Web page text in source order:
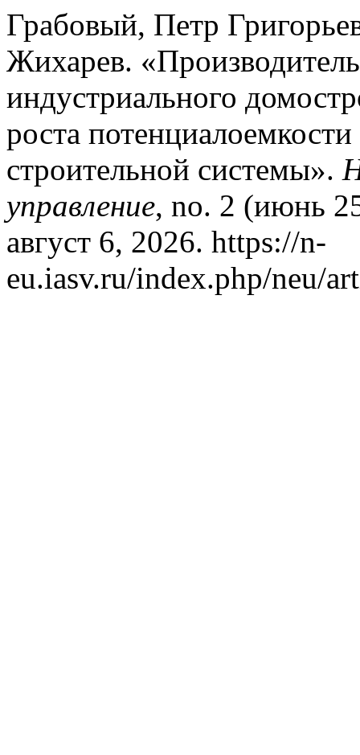
Грабовый, Петр
Жихарев.
индустриального
роста
строительной системы».
управление, no. 2 (июнь
август 6, 2026. https://n-
eu.iasv.ru/index.php/neu/